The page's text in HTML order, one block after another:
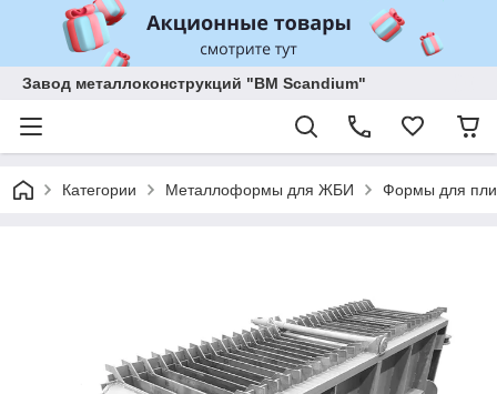
Завод металлоконструкций "BM Scandium"
Категории Металлоформы для ЖБИ Формы для